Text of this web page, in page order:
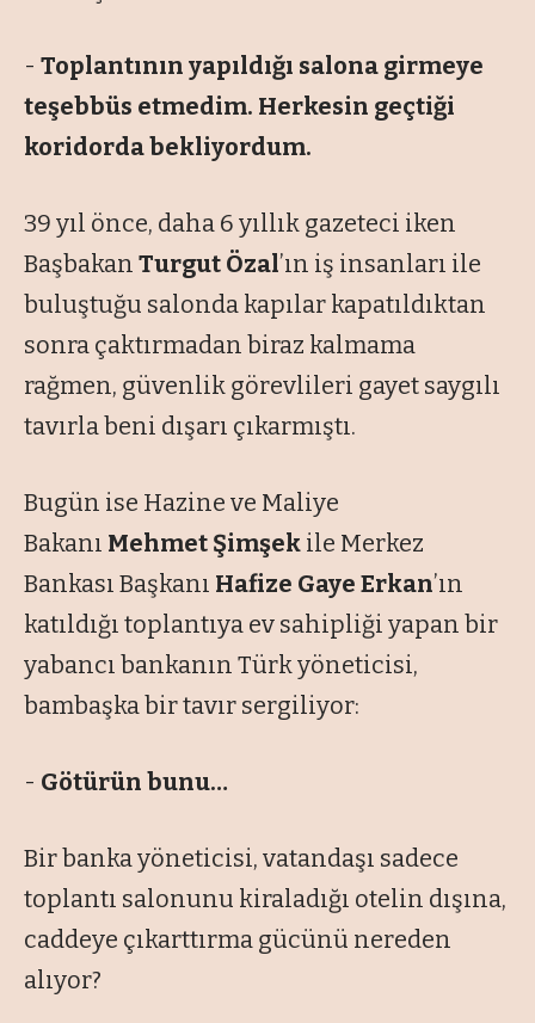
- Toplantının yapıldığı salona girmeye
teşebbüs etmedim. Herkesin geçtiği
koridorda bekliyordum.
39 yıl önce, daha 6 yıllık gazeteci iken
Başbakan Turgut Özal’ın iş insanları ile
buluştuğu salonda kapılar kapatıldıktan
sonra çaktırmadan biraz kalmama
rağmen, güvenlik görevlileri gayet saygılı
tavırla beni dışarı çıkarmıştı.
Bugün ise Hazine ve Maliye
Bakanı Mehmet Şimşek ile Merkez
Bankası Başkanı Hafize Gaye Erkan’ın
katıldığı toplantıya ev sahipliği yapan bir
yabancı bankanın Türk yöneticisi,
bambaşka bir tavır sergiliyor:
- Götürün bunu…
Bir banka yöneticisi, vatandaşı sadece
toplantı salonunu kiraladığı otelin dışına,
caddeye çıkarttırma gücünü nereden
alıyor?